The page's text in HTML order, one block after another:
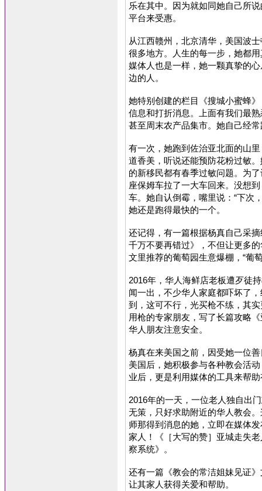
乐在其中。因为就如同她自己所
平台来受惠。
从江西赣州，北京清华，美国波
很多地方。人生的每一步，她都
媒体人也是一样，她一颗真挚的
边的人。
她特别创建的栏目《搜城小蜜蜂
信息和打折消息。上面有我们最
甚至周末农产品集市。她自己经
有一次，她跑到佐治亚北面的山
道香美，听说还能预防花粉过敏
的新移民都有春季过敏问题。为
座保姆车拉了一大车回来。没想
车。她自认倒霉，嘴里说：“下次
她还是跑得最快的一个。
还记得，有一篇根据杨真自己采
千万不要再错过》，不但让更多
文里推荐的葡萄园生意爆棚，“葡
2016年，华人海鲜店老板遭歹徒
闻一出，不少华人家庭都吓坏了
到，这可不行，光买枪不练，其
用枪的专家朋友，写了长篇攻略
华人朋友注意安全。
杨真在来美国之前，因受她一位
美国后，她积极参与各种教会活
业后，更是利用媒体的工具来帮
2016年的一天，一位老人独自出
无策，只好求助附近的华人教会
师那得到消息的她，立即在媒体
家人！《［大写的赞］亚城走失
察系统》。
还有一篇《教会的常洁姐妹见证
让其家人获得关爱和帮助。